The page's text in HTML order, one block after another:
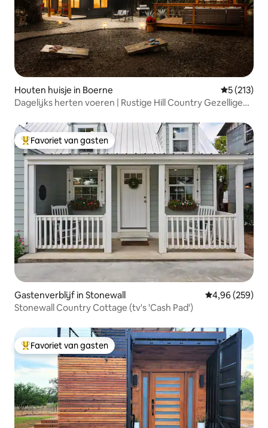
Houten huisje in Boerne
5 (213)
Dagelijks herten voeren | Rustige Hill Country Gezellige
Topfavoriet van gasten
Favoriet van gasten
Gastenverblijf in Stonewall Gemiddelde
4,96 (259)
Stonewall Country Cottage (tv's 'Cash Pad')
Topfavoriet van gasten
Favoriet van gasten